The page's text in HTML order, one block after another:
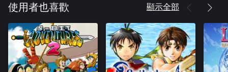
使用者也喜歡 顯示全部